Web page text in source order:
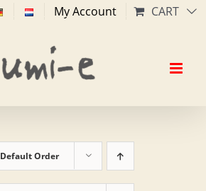
My Account CART
Default Order